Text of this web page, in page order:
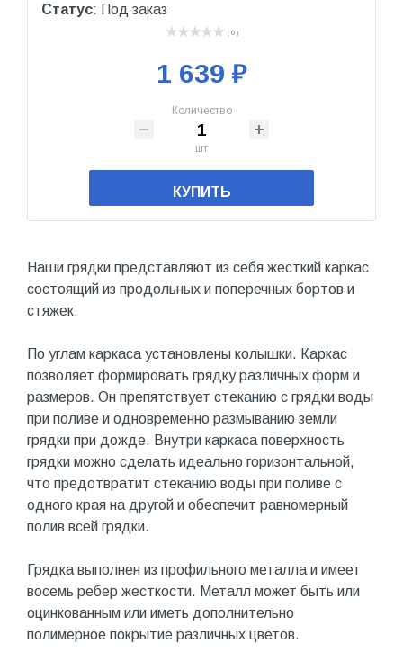
Статус: Под заказ
( 0 )
1 639 ₽
Количество
шт
КУПИТЬ
Наши грядки представляют из себя жесткий каркас
состоящий из продольных и поперечных бортов и
стяжек.
По углам каркаса установлены колышки. Каркас
позволяет формировать грядку различных форм и
размеров. Он препятствует стеканию с грядки воды
при поливе и одновременно размыванию земли
грядки при дожде. Внутри каркаса поверхность
грядки можно сделать идеально горизонтальной,
что предотвратит стеканию воды при поливе с
одного края на другой и обеспечит равномерный
полив всей грядки.
Грядка выполнен из профильного металла и имеет
восемь ребер жесткости. Металл может быть или
оцинкованным или иметь дополнительно
полимерное покрытие различных цветов.